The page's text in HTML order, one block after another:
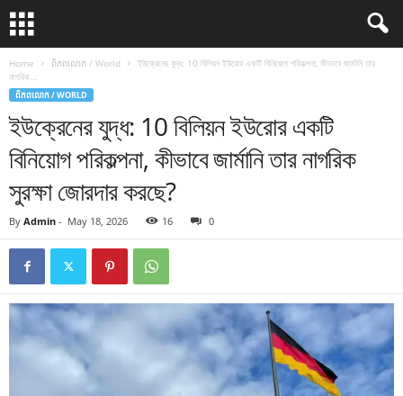
Home ពិភពលោក / World
ইউক্রেনের যুদ্ধ: 10 বিলিয়ন ইউরোর একটি বিনিয়োগ পরিকল্পনা, কীভাবে জার্মানি তার
নাগরিক...
ពិភពលោក / WORLD
ইউক্রেনের যুদ্ধ: 10 বিলিয়ন ইউরোর একটি
বিনিয়োগ পরিকল্পনা, কীভাবে জার্মানি তার নাগরিক
সুরক্ষা জোরদার করছে?
By Admin - May 18, 2026 16 0